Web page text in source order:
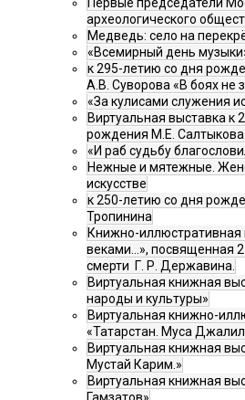
Первые председатели
археологического
Медведь: село на
«Всемирный день
к 295-летию со дня
А.В. Суворова «В боях не
«За кулисами служения
Виртуальная выставка к
рождения М.Е.
«И раб судьбу
Нежные и мятежные.
искусстве
к 250-летию со дня
Тропинина
Книжно-иллюстративная
веками…», посвященная
смерти Г. Р. Державина.
Виртуальная книжная
народы и культуры»
Виртуальная книжно-
«Татарстан. Муса
Виртуальная книжная
Мустай Карим.»
Виртуальная книжная